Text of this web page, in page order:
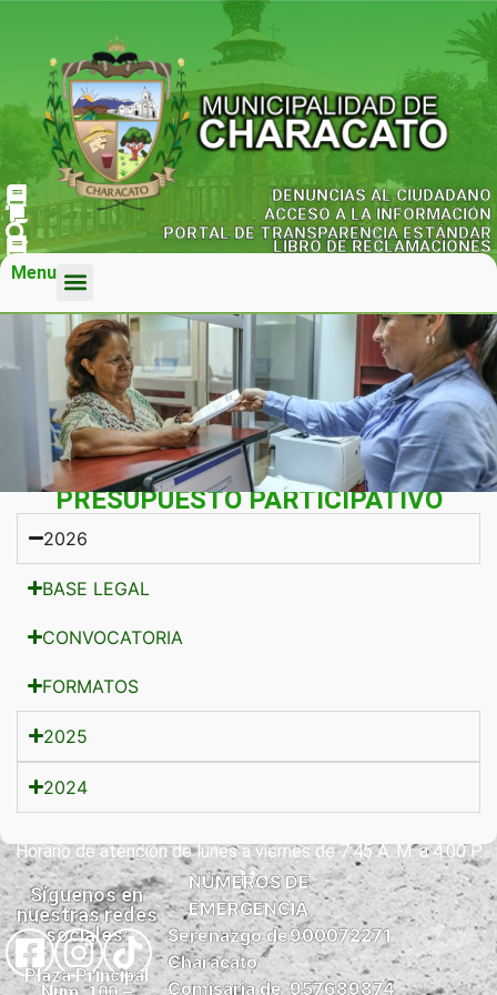
DENUNCIAS AL CIUDADANO
ACCESO A LA INFORMACIÓN
PORTAL DE TRANSPARENCIA ESTÁNDAR
LIBRO DE RECLAMACIONES
Menu
PRESUPUESTO
PARTICIPATIVO
PRESUPUESTO PARTICIPATIVO
2026
BASE LEGAL
CONVOCATORIA
FORMATOS
2025
2024
Horario de atención de lunes a viernes de 7:45 A. M. a 4:00 P.
M.
Síguenos en
nuestras redes
sociales:
Plaza Principal
NÚMEROS DE
EMERGENCIA
Serenazgo de
Characato
900072271
Comisaria de 957689874